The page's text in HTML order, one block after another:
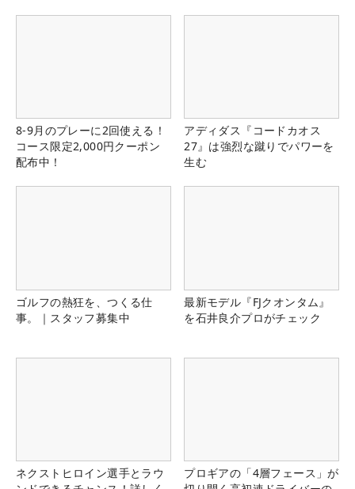
8-9月のプレーに2回使える！
コース限定2,000円クーポン
配布中！
アディダス『コードカオス
27』は強烈な蹴りでパワーを
生む
ゴルフの熱狂を、つくる仕
事。｜スタッフ募集中
最新モデル『FJクオンタム』
を石井良介プロがチェック
ネクストヒロイン選手とラウ
プロギアの「4層フェース」が